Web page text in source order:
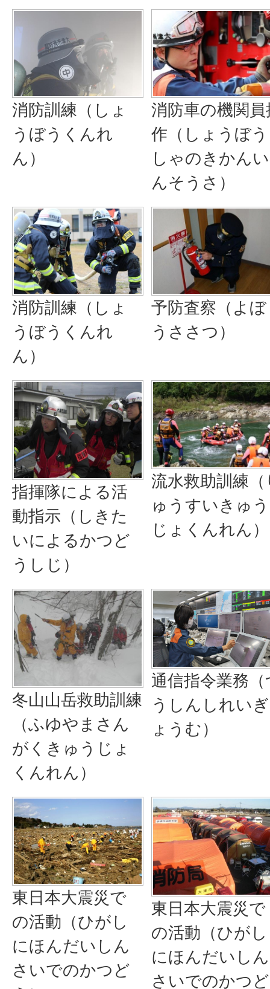
消防訓練（しょ
うぼうくんれ
ん）
消防車の機関員
作（しょうぼう
しゃのきかんい
んそうさ）
消防訓練（しょ
うぼうくんれ
ん）
予防査察（よぼ
うささつ）
指揮隊による活
動指示（しきた
いによるかつど
うしじ）
流水救助訓練（
ゅうすいきゅう
じょくんれん）
冬山山岳救助訓練
（ふゆやまさん
がくきゅうじょ
くんれん）
通信指令業務（
うしんしれいぎ
ょうむ）
東日本大震災で
の活動（ひがし
にほんだいしん
さいでのかつど
東日本大震災で
の活動（ひがし
にほんだいしん
さいでのかつど